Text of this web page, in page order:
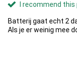
I recommend
Batterij gaat echt 2
Als je er weinig mee